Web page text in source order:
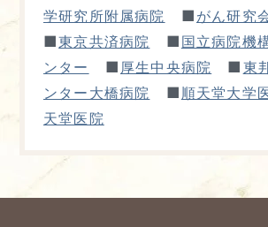
学研究所附属病院
■ がん研究
■東京共済病院 ■ 国立病院機
ンター
■ 厚生中央病院 ■ 東
ンター大橋病院
■ 順天堂大学
天堂医院